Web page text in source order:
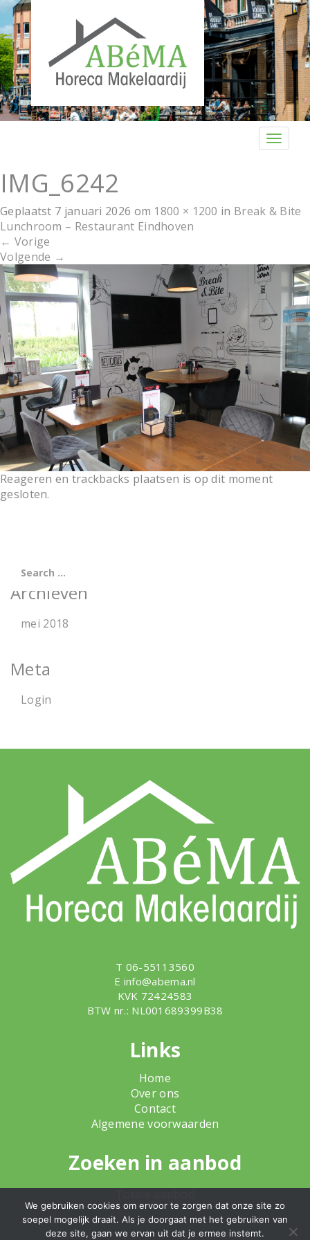
T
e
v
a
o
IMG_6242
Geplaatst 7 januari 2026 om 1800 × 1200 in Break & Bite
Lunchroom – Restaurant Eindhoven
← Vorige
Volgende →
Reageren en trackbacks plaatsen is op dit moment
gesloten.
Archieven
mei 2018
Meta
Login
T 06-55113560
E info@abema.nl
KVK 72424583
BTW nr.: NL001689399B38
Links
Home
Over ons
Contact
Algemene voorwaarden
Zoeken in aanbod
We gebruiken cookies om ervoor te zorgen dat onze site zo
soepel mogelijk draait. Als je doorgaat met het gebruiken van
deze site, gaan we ervan uit dat je ermee instemt.